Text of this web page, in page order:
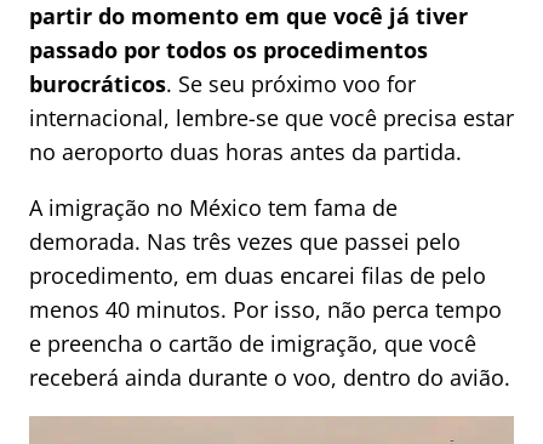
partir do momento em que você já tiver
passado por todos os procedimentos
burocráticos. Se seu próximo voo for
internacional, lembre-se que você precisa estar
no aeroporto duas horas antes da partida.
A imigração no México tem fama de
demorada. Nas três vezes que passei pelo
procedimento, em duas encarei filas de pelo
menos 40 minutos. Por isso, não perca tempo
e preencha o cartão de imigração, que você
receberá ainda durante o voo, dentro do avião.